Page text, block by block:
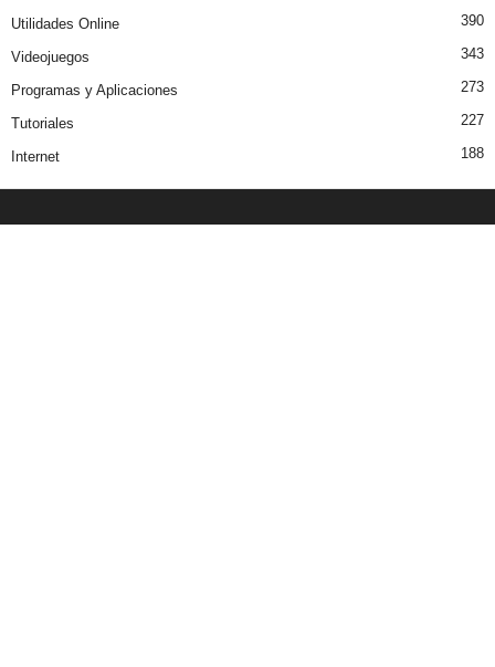
Utilidades Online 390
Videojuegos 343
Programas y Aplicaciones 273
Tutoriales 227
Internet 188